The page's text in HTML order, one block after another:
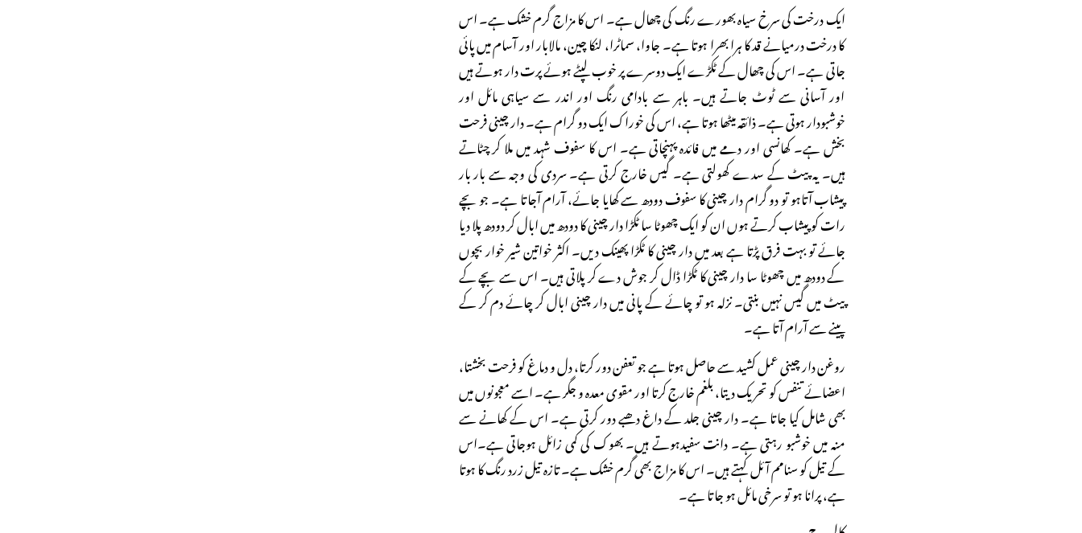
ایک درخت کی سرخ سیاہ بھورے رنگ کی چھال ہے۔ اس کا مزاج گرم خشک ہے۔ اس
کا درخت درمیانے قد کا ہرا بھرا ہوتا ہے۔ جاوا، سماٹرا، لنکا چین، مالابار اور آسام میں پائی
جاتی ہے۔ اس کی چھال کے ٹکڑے ایک دوسرے پر خوب لپٹے ہوئے پرت دار ہوتے ہیں
اور آسانی سے ٹوٹ جاتے ہیں۔ باہر سے بادامی رنگ اور اندر سے سیاہی مائل اور
خوشبودار ہوتی ہے۔ ذائقہ میٹھا ہوتا ہے، اس کی خوراک ایک دو گرام ہے۔ دار چینی فرحت
بخش ہے۔ کھانسی اور دمے میں فائدہ پہنچاتی ہے۔ اس کا سفوف شہد میں ملا کر چٹاتے
ہیں۔ یہ پیٹ کے سدے کھولتی ہے۔ گیس خارج کرتی ہے۔ سردی کی وجہ سے بار بار
پیشاب آتاہو تو دو گرام دار چینی کا سفوف دودھ سے کھایا جائے، آرام آجاتا ہے۔ جو بچے
رات کو پیشاب کرتے ہوں ان کو ایک چھوٹا سا ٹکڑا دار چینی کا دودھ میں ابال کر دودھ پلا دیا
جائے تو بہت فرق پڑتا ہے بعد میں دار چینی کا ٹکڑا پھینک دیں۔ اکثر خواتین شیر خوار بچوں
کے دودھ میں چھوٹا سا دار چینی کا ٹکڑا ڈال کر جوش دے کر پلاتی ہیں۔ اس سے بچے کے
پیٹ میں گیس نہیں بنتی۔ نزلہ ہو تو چائے کے پانی میں دار چینی ابال کر چائے دم کر کے
پینے سے آرام آتا ہے۔
روغن دار چینی عمل کشید سے حاصل ہوتا ہے جو تعفن دور کرتا، دل و دماغ کو فرحت بخشتا،
اعضائے تنفس کو تحریک دیتا، بلغم خارج کرتا اور مقوی معدہ و جگر ہے۔ اسے معجونوں میں
بھی شامل کیا جاتا ہے۔ دار چینی جلد کے داغ دھبے دور کرتی ہے۔ اس کے کھانے سے
منہ میں خوشبو رہتی ہے۔ دانت سفیدہوتے ہیں۔ بھوک کی کمی زائل ہوجاتی ہے۔اس
کے تیل کو سنامم آئل کہتے ہیں۔ اس کا مزاج بھی گرم خشک ہے۔ تازہ تیل زرد رنگ کا ہوتا
ہے، پرانا ہو تو سرخی مائل ہو جاتا ہے۔